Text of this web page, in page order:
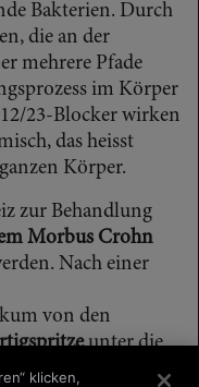
Bakterien. Durch
die an der
mehrere Pfade
im Körper
23-Blocker wirken
das heisst
Körper.
zur Behandlung
Morbus Crohn
Nach einer
von den
unter die
klicken,